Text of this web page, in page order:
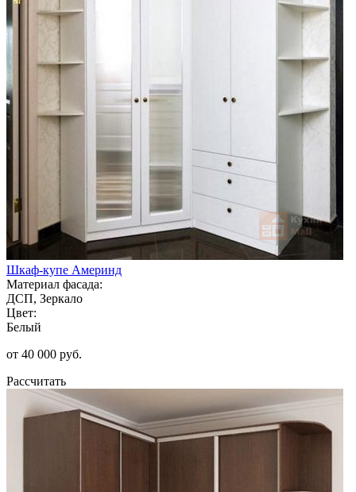
Шкаф-купе Америнд
Материал фасада:
ДСП, Зеркало
Цвет:
Белый
от 40 000 руб.
Рассчитать